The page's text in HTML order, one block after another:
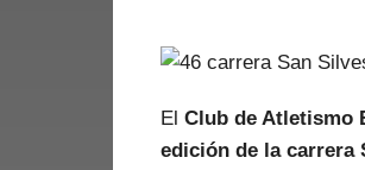
El Club de Atletismo
edición de la carrera